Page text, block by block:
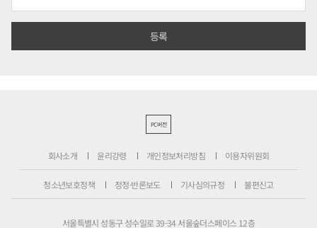
PC버전
회사소개 윤리강령 개인정보처리방침 이용자위원회
청소년보호정책 정정·반론보도 기사심의규정 불편신고
서울특별시 성동구 성수일로 39-34 서울숲더스페이스 12층